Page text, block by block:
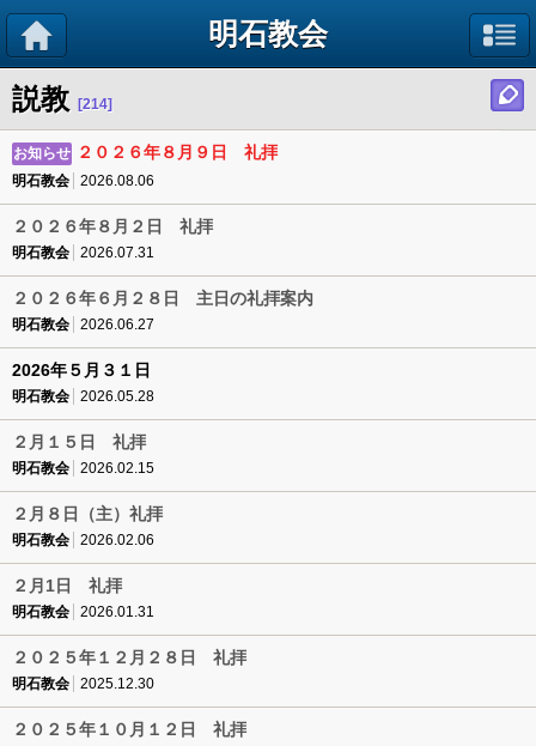
明石教会
説教 [214]
お知らせ ２０２６年８月９日 礼拝
明石教会 2026.08.06
２０２６年８月２日 礼拝
明石教会 2026.07.31
２０２６年６月２８日 主日の礼拝案内
明石教会 2026.06.27
2026年５月３１日
明石教会 2026.05.28
２月１５日 礼拝
明石教会 2026.02.15
２月８日（主）礼拝
明石教会 2026.02.06
２月1日 礼拝
明石教会 2026.01.31
２０２５年１２月２８日 礼拝
明石教会 2025.12.30
２０２５年１０月１２日 礼拝